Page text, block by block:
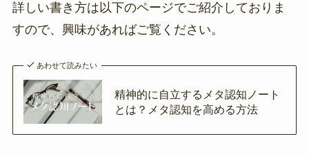
詳しい書き方は以下のページでご紹介しておりま
すので、興味があればご覧ください。
あわせて読みたい
精神的に自立するメタ認知ノート
とは？メタ認知を高める方法